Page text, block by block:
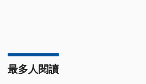
最多人閱讀